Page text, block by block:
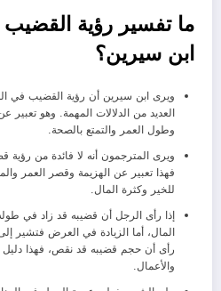
ما تفسير رؤية القضيب
ابن سيرين؟
ويرى ابن سيرين أن رؤية القضيب في
العديد من الدلالات المهمة. وهو
وطول العمر والتمتع بالصحة.
ويرى المترجمون أنه لا فائدة من
فهذا تعبير عن الهزيمة وقصر العمر
للخير وكثرة المال.
إذا رأى الرجل أن قضيبه قد زاد في
المال، أما الزيادة في العرض فتشير
رأى أن حجم قضيبه قد نقص، فهذا
والأعمال.